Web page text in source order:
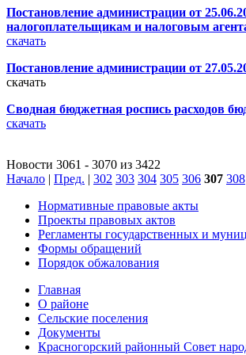
Постановление администрации от
налогоплательщикам и налоговым
скачать
Постановление администрации от
скачать
Сводная бюджетная роспись расходов
скачать
Новости 3061 - 3070 из 3422
Начало | Пред. | 302 303 304 305 306 307 308
Нормативные правовые акты
Проекты правовых актов
Регламенты государственных и
Формы обращений
Порядок обжалования
Главная
О районе
Сельские поселения
Документы
Красногорский районный Совет